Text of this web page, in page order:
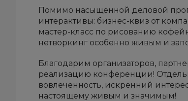
Помимо насыщенной деловой
интерактивы: бизнес-квиз от
мастер-класс по рисованию
нетворкинг особенно живым и
Благодарим организаторов,
реализацию конференции!
вовлеченность, искренний
настоящему живым и значимым!